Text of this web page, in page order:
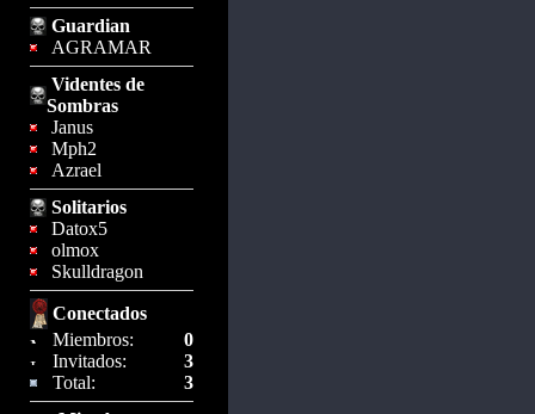
Guardian
AGRAMAR
Videntes de
Sombras
Janus
Mph2
Azrael
Solitarios
Datox5
olmox
Skulldragon
Conectados
Miembros:
0
Invitados:
3
Total:
3